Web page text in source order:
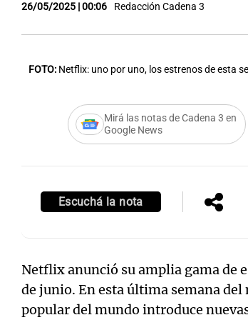
26/05/2025 | 00:06 Redacción Cadena 3
FOTO: Netflix: uno por uno, los estrenos de esta
Mirá las notas de Cadena 3 en
Google News
Escuchá la nota
Netflix anunció su amplia gama de
de junio. En esta última semana
popular del mundo introduce
Editorial